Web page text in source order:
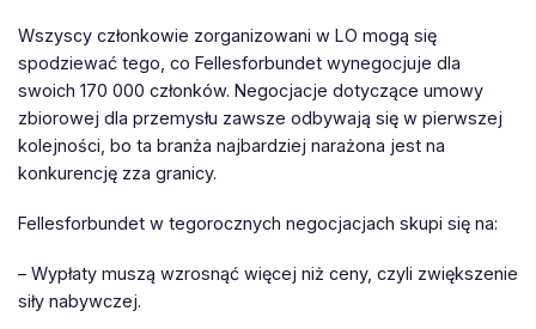
Wszyscy członkowie zorganizowani w LO mogą się
spodziewać tego, co Fellesforbundet wynegocjuje dla
swoich 170 000 członków. Negocjacje dotyczące umowy
zbiorowej dla przemysłu zawsze odbywają się w pierwszej
kolejności, bo ta branża najbardziej narażona jest na
konkurencję zza granicy.
Fellesforbundet w tegorocznych negocjacjach skupi się na:
– Wypłaty muszą wzrosnąć więcej niż ceny, czyli zwiększenie
siły nabywczej.